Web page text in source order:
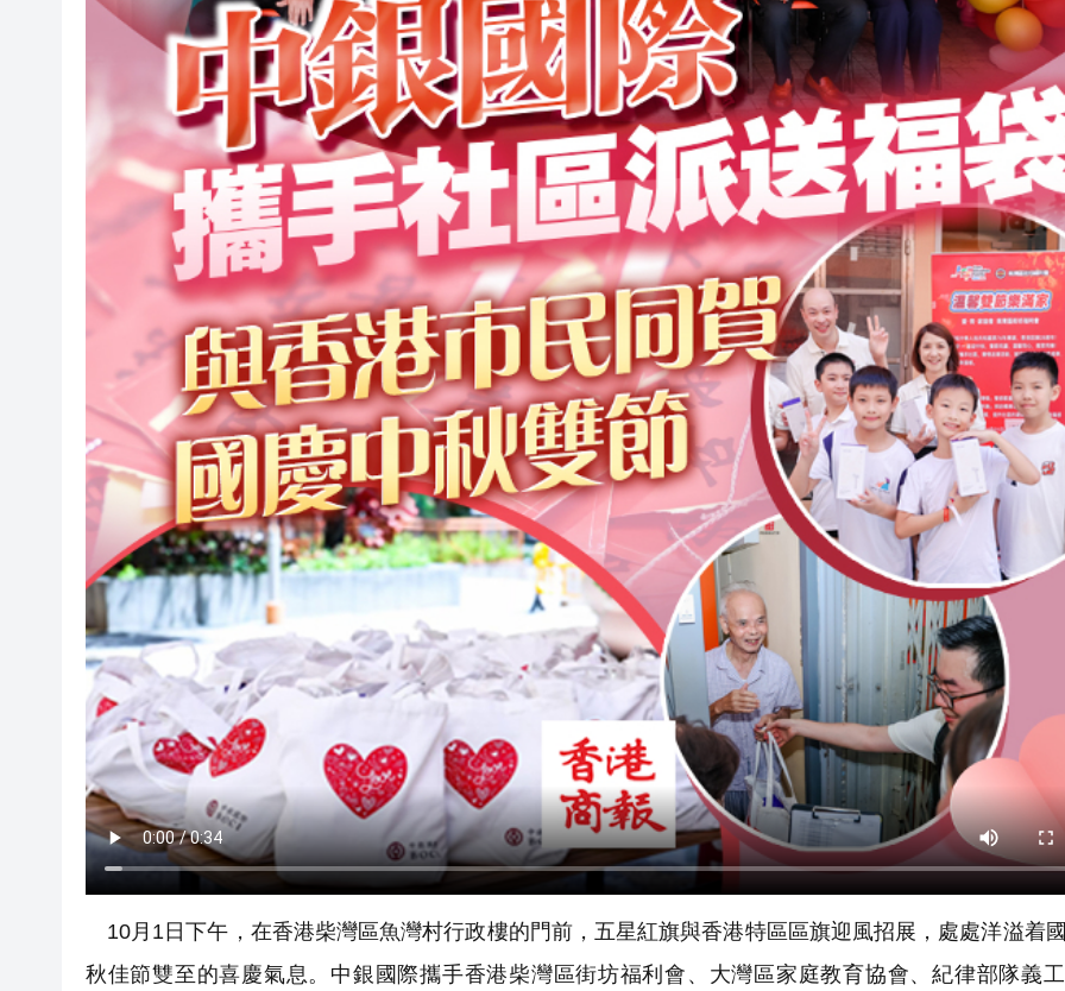
10月1日下午，在香港柴灣區魚灣村行政樓的門前，五星紅旗與香港特區區旗迎風招展，處處洋溢着
秋佳節雙至的喜慶氣息。中銀國際攜手香港柴灣區街坊福利會、大灣區家庭教育協會、紀律部隊義